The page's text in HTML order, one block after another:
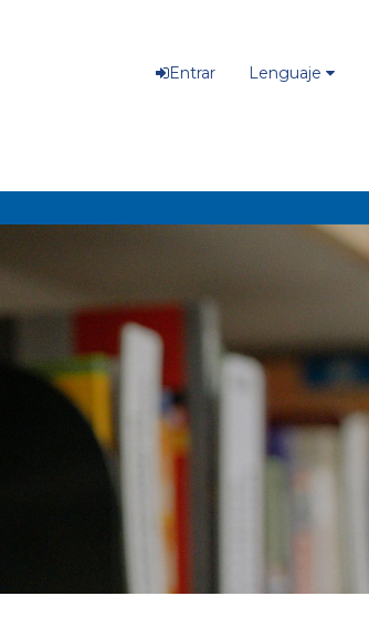
Entrar Lenguaje